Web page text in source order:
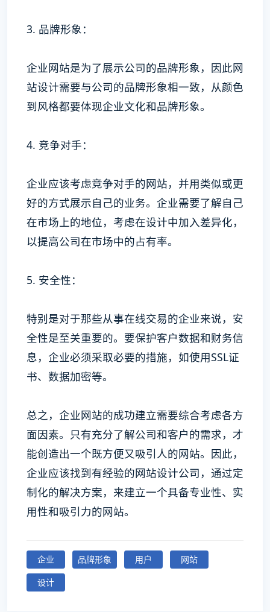
3. 品牌形象：
企业网站是为了展示公司的品牌形象，因此网
站设计需要与公司的品牌形象相一致，从颜色
到风格都要体现企业文化和品牌形象。
4. 竞争对手：
企业应该考虑竞争对手的网站，并用类似或更
好的方式展示自己的业务。企业需要了解自己
在市场上的地位，考虑在设计中加入差异化，
以提高公司在市场中的占有率。
5. 安全性：
特别是对于那些从事在线交易的企业来说，安
全性是至关重要的。要保护客户数据和财务信
息，企业必须采取必要的措施，如使用SSL证
书、数据加密等。
总之，企业网站的成功建立需要综合考虑各方
面因素。只有充分了解公司和客户的需求，才
能创造出一个既方便又吸引人的网站。因此，
企业应该找到有经验的网站设计公司，通过定
制化的解决方案，来建立一个具备专业性、实
用性和吸引力的网站。
企业 品牌形象 用户
网站
设计